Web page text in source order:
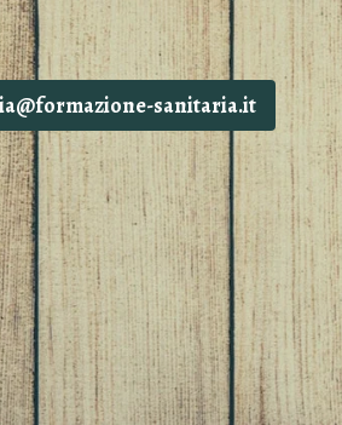
sanitaria.it